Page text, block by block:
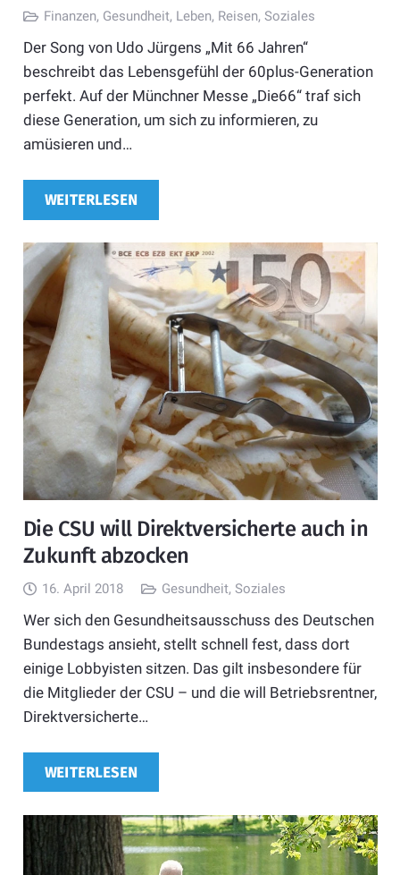
Finanzen, Gesundheit, Leben, Reisen, Soziales
Der Song von Udo Jürgens „Mit 66 Jahren“
beschreibt das Lebensgefühl der 60plus-Generation
perfekt. Auf der Münchner Messe „Die66“ traf sich
diese Generation, um sich zu informieren, zu
amüsieren und…
WEITERLESEN
Die CSU will Direktversicherte auch in
Zukunft abzocken
16. April 2018 Gesundheit,Soziales
Wer sich den Gesundheitsausschuss des Deutschen
Bundestags ansieht, stellt schnell fest, dass dort
einige Lobbyisten sitzen. Das gilt insbesondere für
die Mitglieder der CSU – und die will Betriebsrentner,
Direktversicherte…
WEITERLESEN